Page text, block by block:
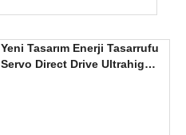
Yeni Tasarım Enerji Tasarrufu
Servo Direct Drive Ultrahigh-